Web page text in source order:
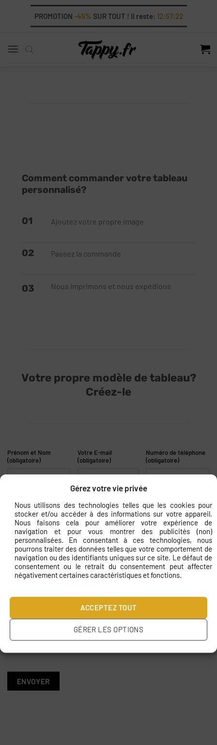
Gérez votre vie privée
Nous utilisons des technologies telles que les cookies pour
stocker et/ou accéder à des informations sur votre appareil.
Nous faisons cela pour améliorer votre expérience de
navigation et pour vous montrer des publicités (non)
personnalisées. En consentant à ces technologies, nous
pourrons traiter des données telles que votre comportement de
navigation ou des identifiants uniques sur ce site. Le défaut de
consentement ou le retrait du consentement peut affecter
négativement certaines caractéristiques et fonctions.
ACCEPTEZ TOUT
GÉRER LES OPTIONS
PROMOTION -45% SUR TOUT ! Il reste: 12:57:22
Comment commander votre tableau
personnalisé?
01 Ajoutez votre propre image
02 Passez la commande
03 Nous imprimons et nous expédions
Votre propre modèle de tableau?
Créez-le
Prénom et Nom
(obligatoire)
Votre E-mail
(obligatoire)
Numéro de téléphone
(obligatoire)
Indiquez les dimensions (obligatoire)
Ajoutez une image